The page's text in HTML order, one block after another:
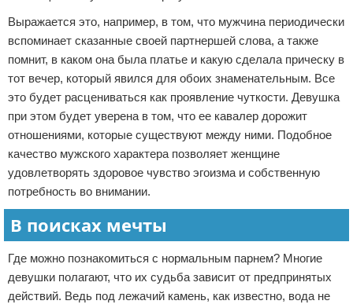
Выражается это, например, в том, что мужчина периодически
вспоминает сказанные своей партнершей слова, а также
помнит, в каком она была платье и какую сделала прическу в
тот вечер, который явился для обоих знаменательным. Все
это будет расцениваться как проявление чуткости. Девушка
при этом будет уверена в том, что ее кавалер дорожит
отношениями, которые существуют между ними. Подобное
качество мужского характера позволяет женщине
удовлетворять здоровое чувство эгоизма и собственную
потребность во внимании.
В поисках мечты
Где можно познакомиться с нормальным парнем? Многие
девушки полагают, что их судьба зависит от предпринятых
действий. Ведь под лежачий камень, как известно, вода не